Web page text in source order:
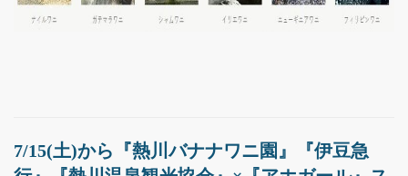
7/15(土)から『熱川バナナワニ園』『伊豆急